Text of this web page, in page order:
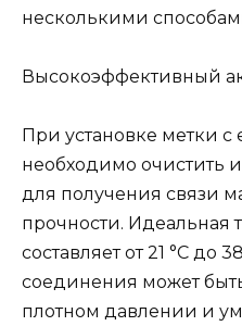
несколькими
Высокоэффективный
При установке метки
необходимо очистить
для получения связи
прочности. Идеальная
составляет от 21 °C до
соединения может
плотном давлении и